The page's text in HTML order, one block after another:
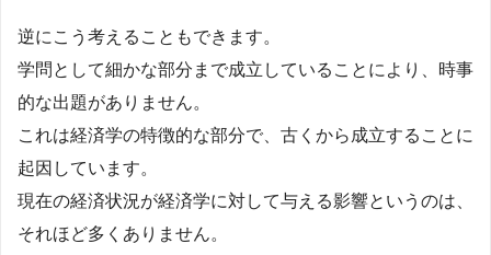
逆にこう考えることもできます。
学問として細かな部分まで成立していることにより、時事
的な出題がありません。
これは経済学の特徴的な部分で、古くから成立することに
起因しています。
現在の経済状況が経済学に対して与える影響というのは、
それほど多くありません。